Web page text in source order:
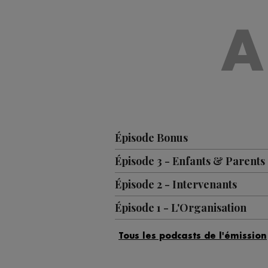
Épisode Bonus
Épisode 3 - Enfants & Parents
Épisode 2 - Intervenants
Épisode 1 - L'Organisation